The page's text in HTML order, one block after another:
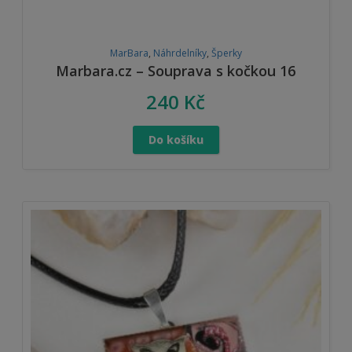
MarBara, Náhrdelníky, Šperky
Marbara.cz – Souprava s kočkou 16
240 Kč
Do košíku